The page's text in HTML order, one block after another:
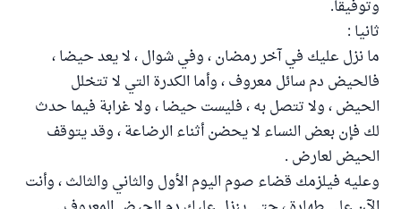
وتوفيقا.
ثانيا :
ما نزل عليك في آخر رمضان ، وفي شوال ، لا يعد حيضا ،
فالحيض دم سائل معروف ، وأما الكدرة التي لا تتخلل
الحيض ، ولا تتصل به ، فليست حيضا ، ولا غرابة فيما حدث
لك فإن بعض النساء لا يحضن أثناء الرضاعة ، وقد يتوقف
الحيض لعارض .
وعليه فيلزمك قضاء صوم اليوم الأول والثاني والثالث ، وأنت